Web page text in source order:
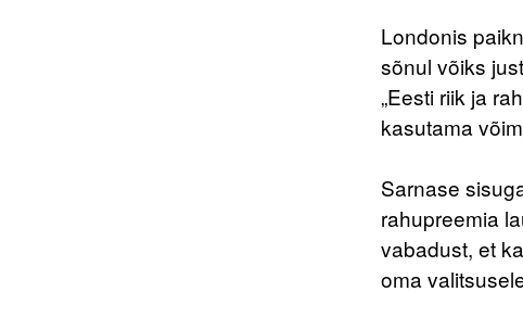
Londonis
sõnul võiks
„Eesti riik ja
kasutama
Sarnase
rahupreemia
vabadust, et
oma